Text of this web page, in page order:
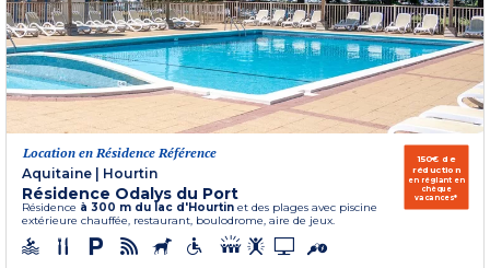
Location en Résidence Référence
Aquitaine
Hourtin
Résidence Odalys du Port
Résidence à 300 m du lac d'Hourtin et des plages avec piscine
extérieure chauffée, restaurant, boulodrome, aire de jeux.
150€ de
réduction
en réglant en
chèque
vacances*